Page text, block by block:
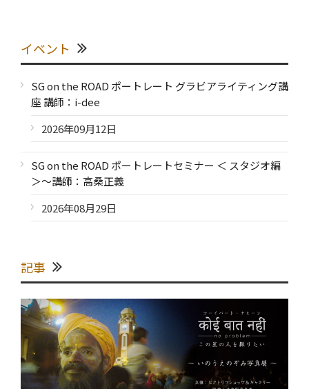
イベント
SG on the ROAD ポートレート グラビアライティング講
座 講師：i-dee
2026年09月12日
SG on the ROAD ポートレートセミナー ＜ スタジオ編
＞～講師：高桑正義
2026年08月29日
記事